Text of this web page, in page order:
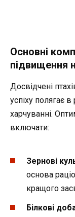
Основні
підвищення
Досвідчені
успіху полягає
харчуванні.
включати:
Зернові
основа
кращого
Білкові